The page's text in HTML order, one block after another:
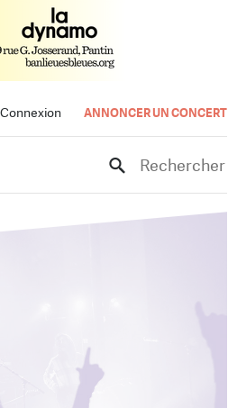
Connexion ANNONCER UN CONCERT
Rechercher